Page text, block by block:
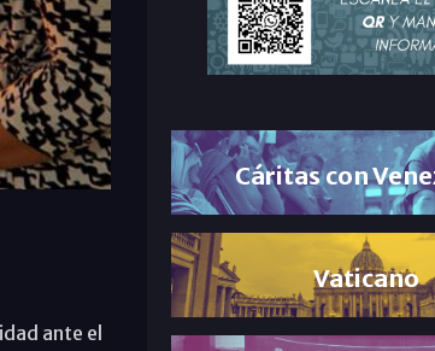
ante el
Cáritas con
Vaticano